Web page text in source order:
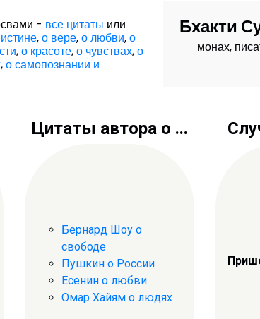
Бхакти
монах,
- все цитаты или
,о вере,о любви,о
,о красоте,о чувствах,о
,о самопознании и
Цитаты автора о ...
Бернард Шоу о
свободе
Пушкин о России
Есенин о любви
Омар Хайям о людях